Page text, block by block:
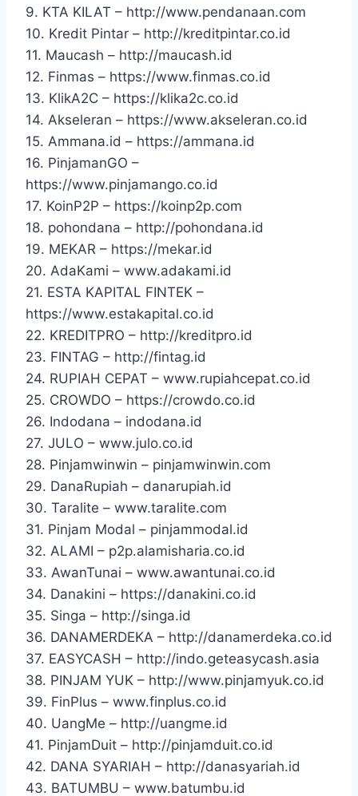
9. KTA KILAT – http://www.pendanaan.com
10. Kredit Pintar – http://kreditpintar.co.id
11. Maucash – http://maucash.id
12. Finmas – https://www.finmas.co.id
13. KlikA2C – https://klika2c.co.id
14. Akseleran – https://www.akseleran.co.id
15. Ammana.id – https://ammana.id
16. PinjamanGO –
https://www.pinjamango.co.id
17. KoinP2P – https://koinp2p.com
18. pohondana – http://pohondana.id
19. MEKAR – https://mekar.id
20. AdaKami – www.adakami.id
21. ESTA KAPITAL FINTEK –
https://www.estakapital.co.id
22. KREDITPRO – http://kreditpro.id
23. FINTAG – http://fintag.id
24. RUPIAH CEPAT – www.rupiahcepat.co.id
25. CROWDO – https://crowdo.co.id
26. Indodana – indodana.id
27. JULO – www.julo.co.id
28. Pinjamwinwin – pinjamwinwin.com
29. DanaRupiah – danarupiah.id
30. Taralite – www.taralite.com
31. Pinjam Modal – pinjammodal.id
32. ALAMI – p2p.alamisharia.co.id
33. AwanTunai – www.awantunai.co.id
34. Danakini – https://danakini.co.id
35. Singa – http://singa.id
36. DANAMERDEKA – http://danamerdeka.co.id
37. EASYCASH – http://indo.geteasycash.asia
38. PINJAM YUK – http://www.pinjamyuk.co.id
39. FinPlus – www.finplus.co.id
40. UangMe – http://uangme.id
41. PinjamDuit – http://pinjamduit.co.id
42. DANA SYARIAH – http://danasyariah.id
43. BATUMBU – www.batumbu.id